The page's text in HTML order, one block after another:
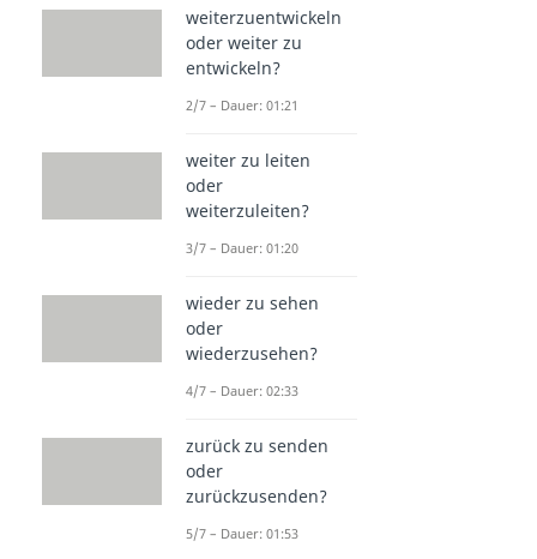
weiterzuentwickeln
oder weiter zu
entwickeln?
2/7 – Dauer: 01:21
weiter zu leiten
oder
weiterzuleiten?
3/7 – Dauer: 01:20
wieder zu sehen
oder
wiederzusehen?
4/7 – Dauer: 02:33
zurück zu senden
oder
zurückzusenden?
5/7 – Dauer: 01:53